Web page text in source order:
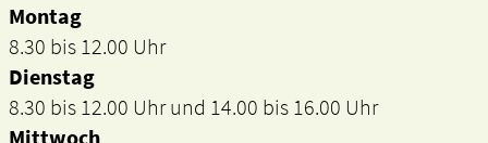
Montag
8.30 bis 12.00 Uhr
Dienstag
8.30 bis 12.00 Uhr und 14.00 bis 16.00 Uhr